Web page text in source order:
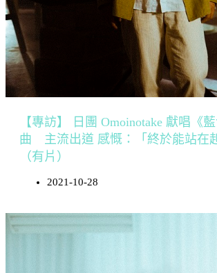
【專訪】 日團 Omoinotake 獻唱《
曲 主流出道 感慨：「終於能站在
（有片）
2021-10-28